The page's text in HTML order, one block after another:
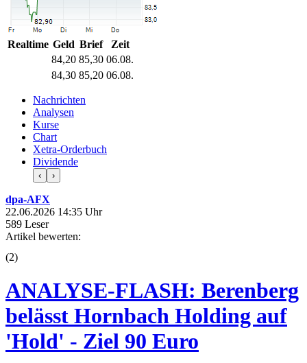
Realtime Geld Brief
Zeit
84,20 85,30 06.08.
84,30 85,20 06.08.
Nachrichten
Analysen
Kurse
Chart
Xetra-Orderbuch
Dividende
‹ ›
dpa-AFX
22.06.2026 14:35 Uhr
589 Leser
Artikel bewerten:
(2)
ANALYSE-FLASH: Berenberg
belässt Hornbach Holding auf
'Hold' - Ziel 90 Euro